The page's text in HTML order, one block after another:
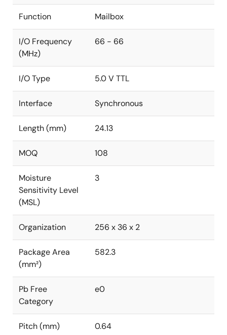
Function Mailbox
I/O Frequency
(MHz)
66 - 66
I/O Type 5.0 V TTL
Interface Synchronous
Length (mm) 24.13
MOQ 108
Moisture
Sensitivity Level
(MSL)
3
Organization 256 x 36 x 2
Package Area
(mm²)
582.3
Pb Free
Category
e0
Pitch (mm) 0.64